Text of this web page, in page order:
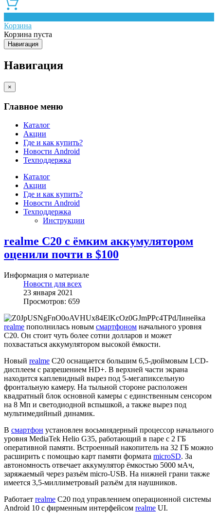
Корзина
Корзина пуста
Навигация
Навигация
×
Главное меню
Каталог
Акции
Где и как купить?
Новости Android
Техподдержка
Каталог
Акции
Где и как купить?
Новости Android
Техподдержка
Инструкции
realme C20 с ёмким аккумулятором
оценили почти в $100
Информация о материале
Новости для всех
23 января 2021
Просмотров: 659
Линейка
realme пополнилась новым смартфоном начального уровня
C20. Он стоит чуть более сотни долларов и может
похвастаться аккумулятором высокой ёмкости.
Новый realme C20 оснащается большим 6,5-дюймовым LCD-
дисплеем с разрешением HD+. В верхней части экрана
находится каплевидный вырез под 5-мегапиксельную
фронтальную камеру. На тыльной стороне расположен
квадратный блок основной камеры с единственным сенсором
на 8 Мп и светодиодной вспышкой, а также вырез под
мультимедийный динамик.
В смартфон установлен восьмиядерный процессор начального
уровня MediaTek Helio G35, работающий в паре с 2 ГБ
оперативной памяти. Встроенный накопитель на 32 ГБ можно
расширить с помощью карт памяти формата microSD. За
автономность отвечает аккумулятор ёмкостью 5000 мАч,
заряжаемый через разъём micro-USB. На нижней грани также
имеется 3,5-миллиметровый разъём для наушников.
Работает realme C20 под управлением операционной системы
Android 10 с фирменным интерфейсом realme UI.